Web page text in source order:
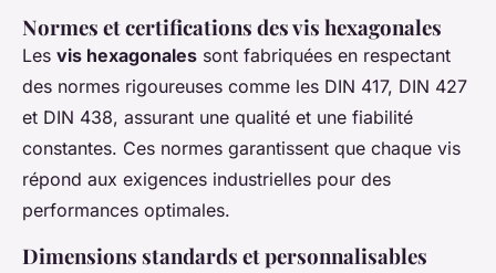
Normes et certifications des vis hexagonales
Les vis hexagonales sont fabriquées en respectant
des normes rigoureuses comme les DIN 417, DIN 427
et DIN 438, assurant une qualité et une fiabilité
constantes. Ces normes garantissent que chaque vis
répond aux exigences industrielles pour des
performances optimales.
Dimensions standards et personnalisables